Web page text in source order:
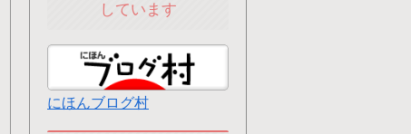
しています
にほんブログ村